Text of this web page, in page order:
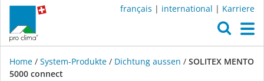
français | international | Karriere
Home / System-Produkte / Dichtung aussen / SOLITEX MENTO
5000 connect